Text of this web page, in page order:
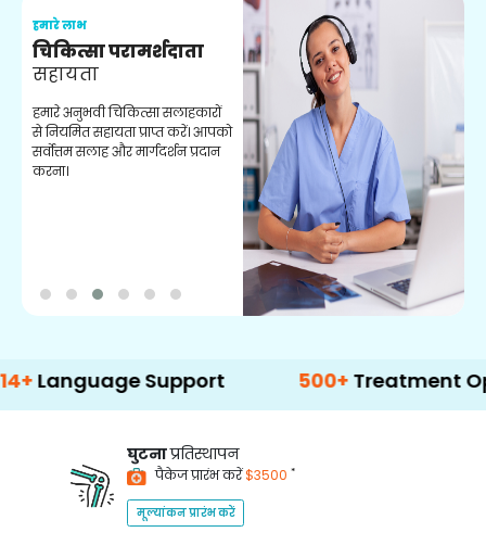
हमारे लाभ
चिकित्सा परामर्शदाता
सहायता
हमारे अनुभवी चिकित्सा सलाहकारों
से नियमित सहायता प्राप्त करें। आपको
सर्वोत्तम सलाह और मार्गदर्शन प्रदान
करना।
Support 500+ Treatment Options
घुटनाप्रतिस्थापन
पैकेज प्रारंभ करें$3500 *
मूल्यांकन प्रारंभ करें